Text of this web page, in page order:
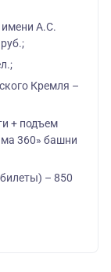
имени А.С.
Кремля –
+ подъем
360» башни
– 850